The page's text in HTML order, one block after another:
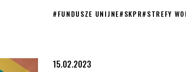
#FUNDUSZE UNIJNE#SKPR#STREFY
15.02.2023
KE